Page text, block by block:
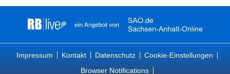
Impressum Kontakt Datenschutz
Cookie-Einstellungen
Browser Notifications